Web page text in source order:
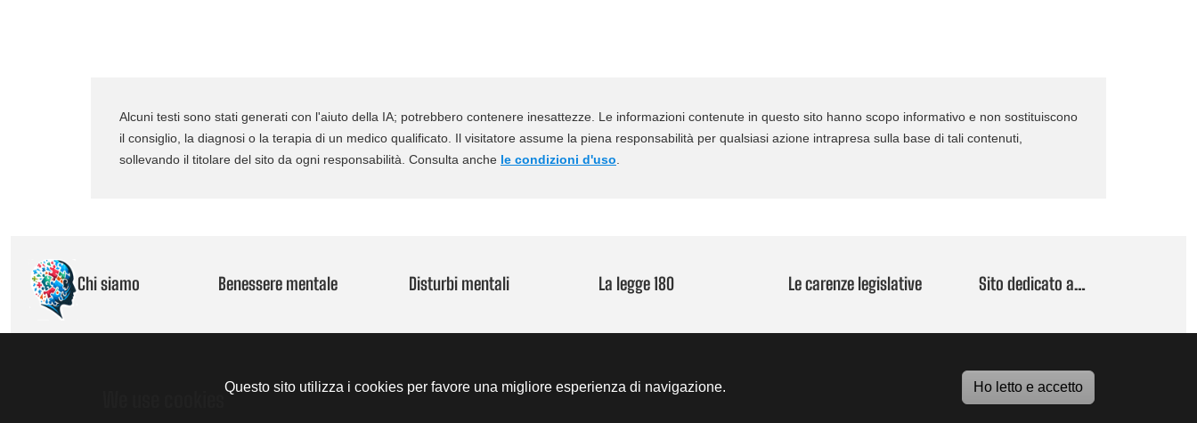
Questo sito utilizza i cookies per favore una migliore esperienza di navigazione. Ho letto e accetto
Alcuni testi sono stati generati con l'aiuto della IA; potrebbero contenere inesattezze. Le informazioni contenute in questo sito hanno scopo informativo e non sostituiscono
il consiglio, la diagnosi o la terapia di un medico qualificato. Il visitatore assume la piena responsabilità per qualsiasi azione intrapresa sulla base di tali contenuti,
sollevando il titolare del sito da ogni responsabilità. Consulta anche le condizioni d'uso
Chi siamo Benessere mentale Disturbi mentali La legge 180 Le carenze legislative Sito dedicato a…
© 2025-2026 - Salutementale.org